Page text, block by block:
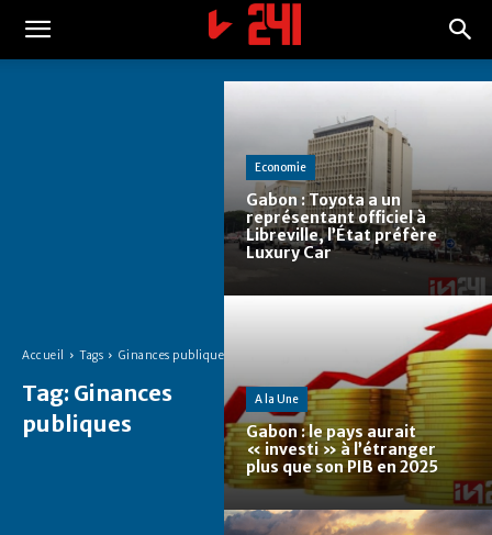
Accueil Tags Ginances publiques
Tag: Ginances
publiques
Economie
Gabon : Toyota a un
représentant officiel à
Libreville, l’État préfère
Luxury Car
A la Une
Gabon : le pays aurait
« investi » à l’étranger
plus que son PIB en 2025